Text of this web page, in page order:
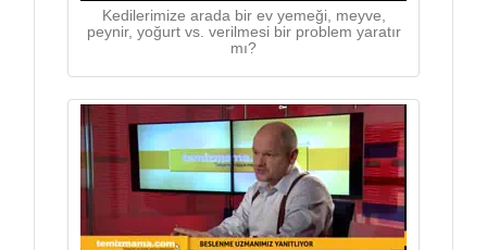
Kedilerimize arada bir ev yemeği, meyve,
peynir, yoğurt vs. verilmesi bir problem yaratır
mı?